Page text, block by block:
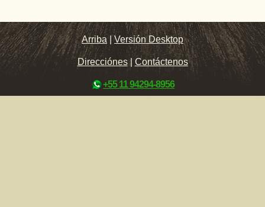
Arriba |Versión Desktop
Direcciónes| Contáctenos
+55 11 94294-8956